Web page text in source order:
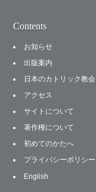
Contents
お知らせ
出版案内
日本のカトリック教会
アクセス
サイトについて
著作権について
初めてのかたへ
プライバシーポリシー
English